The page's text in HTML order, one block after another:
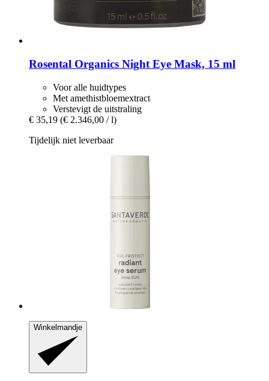
Rosental Organics Night Eye Mask, 15 ml
Voor alle huidtypes
Met amethistbloemextract
Verstevigt de uitstraling
€ 35,19 (€ 2.346,00 / l)
Tijdelijk niet leverbaar
Winkelmandje